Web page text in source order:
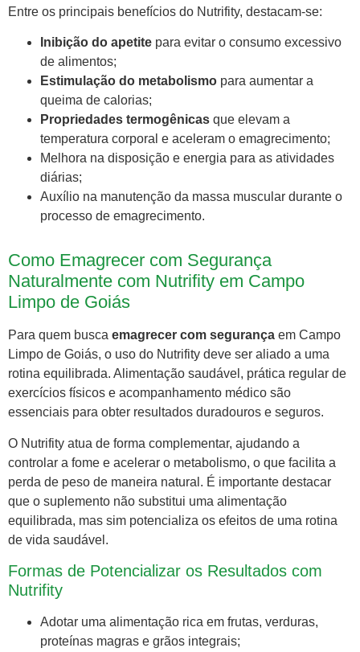
Entre os principais benefícios do Nutrifity, destacam-se:
Inibição do apetite para evitar o consumo excessivo
de alimentos;
Estimulação do metabolismo para aumentar a
queima de calorias;
Propriedades termogênicas que elevam a
temperatura corporal e aceleram o emagrecimento;
Melhora na disposição e energia para as atividades
diárias;
Auxílio na manutenção da massa muscular durante o
processo de emagrecimento.
Como Emagrecer com Segurança
Naturalmente com Nutrifity em Campo
Limpo de Goiás
Para quem busca emagrecer com segurança em Campo
Limpo de Goiás, o uso do Nutrifity deve ser aliado a uma
rotina equilibrada. Alimentação saudável, prática regular de
exercícios físicos e acompanhamento médico são
essenciais para obter resultados duradouros e seguros.
O Nutrifity atua de forma complementar, ajudando a
controlar a fome e acelerar o metabolismo, o que facilita a
perda de peso de maneira natural. É importante destacar
que o suplemento não substitui uma alimentação
equilibrada, mas sim potencializa os efeitos de uma rotina
de vida saudável.
Formas de Potencializar os Resultados com
Nutrifity
Adotar uma alimentação rica em frutas, verduras,
proteínas magras e grãos integrais;